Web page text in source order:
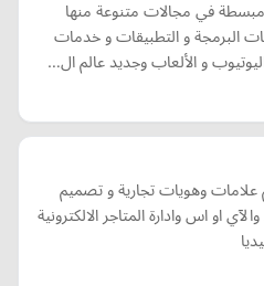
مبسطة في مجالات متنوعة منها
البرمجة و التطبيقات و خدمات
و الألعاب وجديد عالم ال…
علامات وهويات تجارية و تصميم
او اس وادارة المتاجر الالكترونية